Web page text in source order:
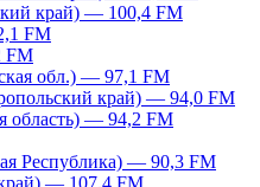
край) — 100,4 FM
FM
FM
обл.) — 97,1 FM
край) — 94,0 FM
область) — 94,2 FM
Республика) — 90,3 FM
— 107,4 FM